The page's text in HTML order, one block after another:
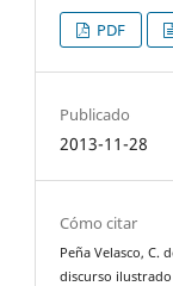
PDF
Publicado
2013-11-28
Cómo citar
Peña Velasco, C.
discurso